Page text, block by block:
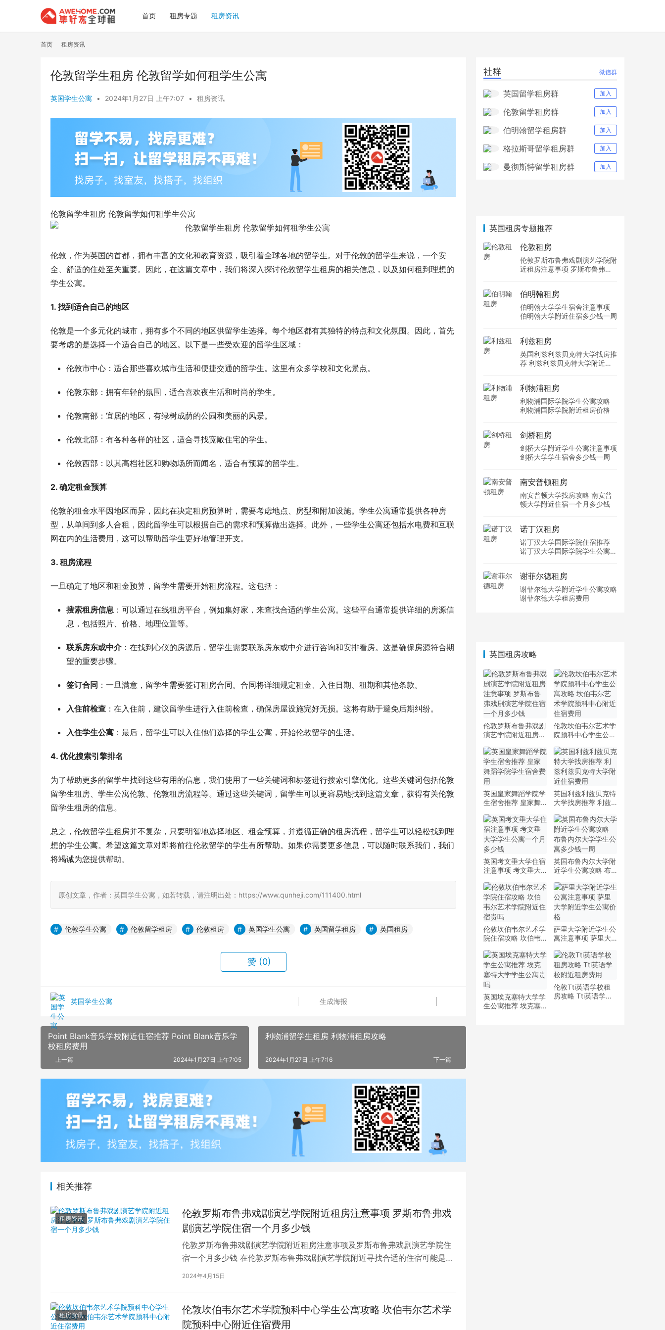
首页 租房专题 租房资讯
首页 租房资讯
伦敦留学生租房 伦敦留学如何租学生公寓
英国学生公寓 • 2024年1月27日 上午7:07 • 租房资讯
伦敦留学生租房 伦敦留学如何租学生公寓
伦敦，作为英国的首都，拥有丰富的文化和教育资源，吸引着全球各地的留学生。对于伦敦的留学生来说，一个安
全、舒适的住处至关重要。因此，在这篇文章中，我们将深入探讨伦敦留学生租房的相关信息，以及如何租到理想的
学生公寓。
1. 找到适合自己的地区
伦敦是一个多元化的城市，拥有多个不同的地区供留学生选择。每个地区都有其独特的特点和文化氛围。因此，首先
要考虑的是选择一个适合自己的地区。以下是一些受欢迎的留学生区域：
伦敦市中心：适合那些喜欢城市生活和便捷交通的留学生。这里有众多学校和文化景点。
伦敦东部：拥有年轻的氛围，适合喜欢夜生活和时尚的学生。
伦敦南部：宜居的地区，有绿树成荫的公园和美丽的风景。
伦敦北部：有各种各样的社区，适合寻找宽敞住宅的学生。
伦敦西部：以其高档社区和购物场所而闻名，适合有预算的留学生。
2. 确定租金预算
伦敦的租金水平因地区而异，因此在决定租房预算时，需要考虑地点、房型和附加设施。学生公寓通常提供各种房
型，从单间到多人合租，因此留学生可以根据自己的需求和预算做出选择。此外，一些学生公寓还包括水电费和互联
网在内的生活费用，这可以帮助留学生更好地管理开支。
3. 租房流程
一旦确定了地区和租金预算，留学生需要开始租房流程。这包括：
搜索租房信息 ：可以通过在线租房平台，例如集好家，来查找合适的学生公寓。这些平台通常提供详细的房源信
息，包括照片、价格、地理位置等。
联系房东或中介：在找到心仪的房源后，留学生需要联系房东或中介进行咨询和安排看房。这是确保房源符合期
望的重要步骤。
签订合同 ：一旦满意，留学生需要签订租房合同。合同将详细规定租金、入住日期、租期和其他条款。
入住前检查 ：在入住前，建议留学生进行入住前检查，确保房屋设施完好无损。这将有助于避免后期纠纷。
入住学生公寓 ：最后，留学生可以入住他们选择的学生公寓，开始伦敦留学的生活。
4. 优化搜索引擎排名
为了帮助更多的留学生找到这些有用的信息，我们使用了一些关键词和标签进行搜索引擎优化。这些关键词包括伦敦
留学生租房、学生公寓伦敦、伦敦租房流程等。通过这些关键词，留学生可以更容易地找到这篇文章，获得有关伦敦
留学生租房的信息。
总之，伦敦留学生租房并不复杂，只要明智地选择地区、租金预算，并遵循正确的租房流程，留学生可以轻松找到理
想的学生公寓。希望这篇文章对即将前往伦敦留学的学生有所帮助。如果你需要更多信息，可以随时联系我们，我们
将竭诚为您提供帮助。
原创文章，作者：英国学生公寓，如若转载，请注明出处：https://www.qunheji.com/111400.html
伦敦学生公寓 伦敦留学租房 伦敦租房 英国学生公寓 英国留学租房 英国租房
赞 (0)
英国学生公寓 生成海报
Point Blank音乐学校附近住宿推荐 Point Blank音乐学
校租房费用
上一篇 2024年1月27日 上午7:05
利物浦留学生租房 利物浦租房攻略
下一篇
2024年1月27日 上午7:16
相关推荐
租房资讯
伦敦罗斯布鲁弗戏剧演艺学院附近租房注意事项 罗斯布鲁弗戏
剧演艺学院住宿一个月多少钱
伦敦罗斯布鲁弗戏剧演艺学院附近租房注意事项及罗斯布鲁弗戏剧演艺学院住
宿一个月多少钱 在伦敦罗斯布鲁弗戏剧演艺学院附近寻找合适的住宿可能是留
学生活中的一项关键任务。为了帮助您顺利完成…
2024年4月15日
租房资讯
伦敦坎伯韦尔艺术学院预科中心学生公寓攻略 坎伯韦尔艺术学
院预科中心附近住宿费用
社群 微信群
英国留学租房群 加入
伦敦留学租房群 加入
伯明翰留学租房群 加入
格拉斯哥留学租房群 加入
曼彻斯特留学租房群 加入
英国租房专题推荐
伦敦租房
伦敦罗斯布鲁弗戏剧演艺学院附
近租房注意事项 罗斯布鲁弗戏
伯明翰租房
伯明翰大学学生宿舍注意事项
伯明翰大学附近住宿多少钱一周
利兹租房
英国利兹利兹贝克特大学找房推
荐 利兹利兹贝克特大学附近住
利物浦租房
利物浦国际学院学生公寓攻略
利物浦国际学院附近租房价格
剑桥租房
剑桥大学附近学生公寓注意事项
剑桥大学学生宿舍多少钱一周
南安普顿租房
南安普顿大学找房攻略 南安普
顿大学附近住宿一个月多少钱
诺丁汉租房
诺丁汉大学国际学院住宿推荐
诺丁汉大学国际学院学生公寓多
谢菲尔德租房
谢菲尔德大学附近学生公寓攻略
谢菲尔德大学租房费用
英国租房攻略
伦敦罗斯布鲁弗戏剧
演艺学院附近租房注
戏剧演艺学院住宿一
个月多少钱
伦敦坎伯韦尔艺术学
院预科中心学生公寓
学院预科中心附近住
宿费用
英国皇家舞蹈学院学
生宿舍推荐 皇家舞
英国利兹利兹贝克特
大学找房推荐 利兹
住宿费用
英国考文垂大学住宿
注意事项 考文垂大
少钱
英国布鲁内尔大学附
近学生公寓攻略 布
多少钱一周
伦敦坎伯韦尔艺术学
院住宿攻略 坎伯韦
贵吗
萨里大学附近学生公
寓注意事项 萨里大
英国埃克塞特大学学
生公寓推荐 埃克塞
伦敦Tti英语学校租
房攻略 Tti英语学校